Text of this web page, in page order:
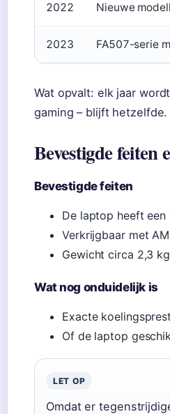
2022 Nieuwe
2023 FA507-serie
Wat opvalt: elk jaar
gaming – blijft hetzelfde.
Bevestigde feiten
Bevestigde feiten
De laptop heeft een
Verkrijgbaar met
Gewicht circa 2,3
Wat nog onduidelijk is
Exacte
Of de laptop
LET OP
Omdat er